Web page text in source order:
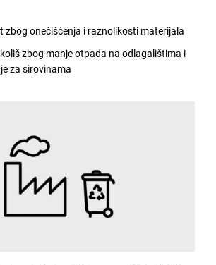
zbog onečišćenja i raznolikosti materijala
zbog manje otpada na odlagalištima i
za sirovinama